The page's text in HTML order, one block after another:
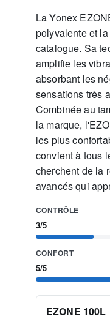
La Yonex
polyvalente et
catalogue. Sa
amplifie les
absorbant les
sensations très
Combinée au
la marque,
les plus
convient à tous
cherchent de la
avancés qui
CONTRÔLE
3/5
CONFORT
5/5
EZONE 100L